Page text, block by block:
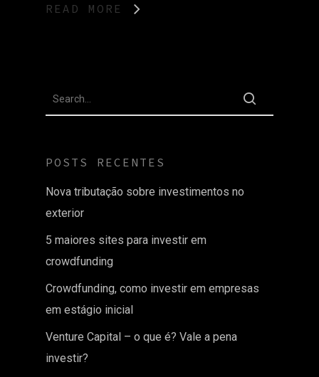
READ MORE
POSTS RECENTES
Nova tributação sobre investimentos no
exterior
5 maiores sites para investir em
crowdfunding
Crowdfunding, como investir em empresas
em estágio inicial
Venture Capital – o que é? Vale a pena
investir?